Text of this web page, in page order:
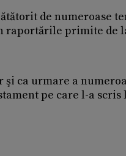
de numeroase
primite de
şi ca urmare a
pe care l-a scris